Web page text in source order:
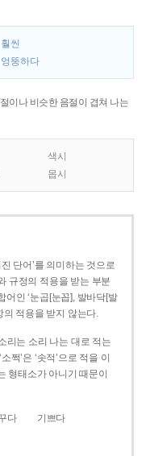
훨씬
엉뚱하다
이나 비슷한 음절이 겹쳐 나는
색시
몹시
단어’를 의미하는 것으로
규정의 적용을 받는 부분
어인 ‘눈곱[눈꼽], 발바닥[발
의 적용을 받지 않는다.
리는 소리 나는 대로 적는
쩍’은 ‘솟적’으로 적을 이
형태소가 아니기 때문이
다
기쁘다